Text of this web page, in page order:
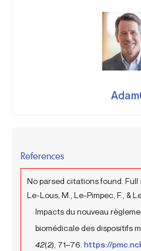
References
No parsed citations found.
Le-Lous, M., Le-Pimpec, F., &
Impacts du nouveau
biomédicale des dispositifs
42(2), 71–76. https://